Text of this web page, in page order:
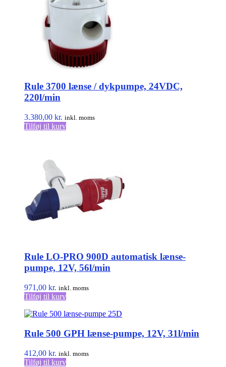
Rule 3700 lænse / dykpumpe, 24VDC,
220l/min
3.380,00 kr. inkl. moms
Tilføj til kurv
Rule LO-PRO 900D automatisk lænse-
pumpe, 12V, 56l/min
971,00 kr. inkl. moms
Tilføj til kurv
Rule 500 GPH lænse-pumpe, 12V, 31l/min
412,00 kr. inkl. moms
Tilføj til kurv